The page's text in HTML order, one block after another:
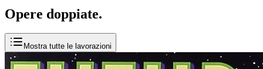
Opere doppiate.
Mostra tutte le lavorazioni